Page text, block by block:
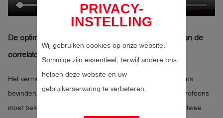
PRIVACY-
INSTELLING
Wij gebruiken cookies op onze website.
Sommige zijn essentieel, terwijl andere ons
helpen deze website en uw
gebruikerservaring te verbeteren.
De optimale omstandigheden voor de berekening van de
correlator
Het vermoedelijke lek moet zich tussen de twee microfoons
bevinden en de lengte van de waterleiding tussen de microfoons
moet bekend zijn. De correlator meet het verschil tussen twee